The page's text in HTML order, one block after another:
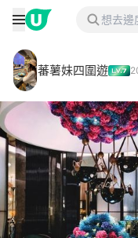
蕃薯妹四圍遊